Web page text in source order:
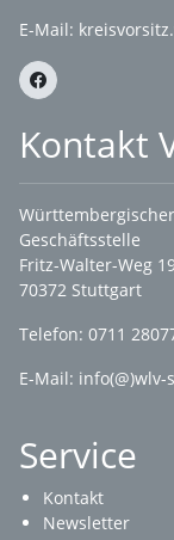
E-Mail:
Kontakt
Geschäftsstelle
Fritz-Walter-Weg
70372 Stuttgart
Telefon: 0711
E-Mail: info(@)wlv-
Service
Kontakt
Newsletter